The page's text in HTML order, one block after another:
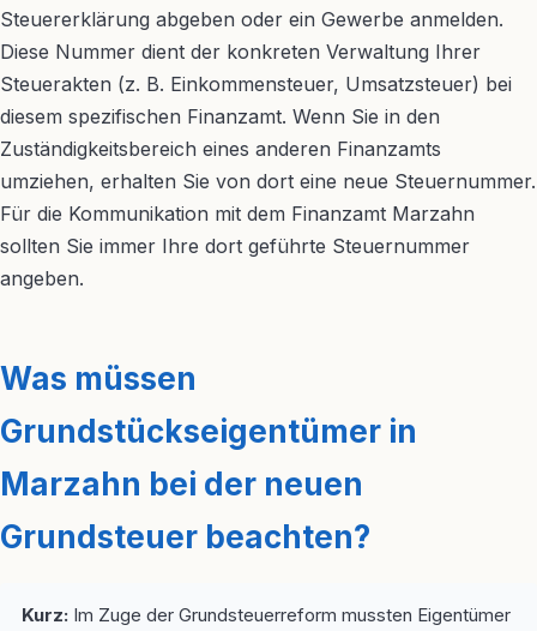
Steuererklärung abgeben oder ein Gewerbe anmelden.
Diese Nummer dient der konkreten Verwaltung Ihrer
Steuerakten (z. B. Einkommensteuer, Umsatzsteuer) bei
diesem spezifischen Finanzamt. Wenn Sie in den
Zuständigkeitsbereich eines anderen Finanzamts
umziehen, erhalten Sie von dort eine neue Steuernummer.
Für die Kommunikation mit dem Finanzamt Marzahn
sollten Sie immer Ihre dort geführte Steuernummer
angeben.
Was müssen
Grundstückseigentümer in
Marzahn bei der neuen
Grundsteuer beachten?
Kurz: Im Zuge der Grundsteuerreform mussten Eigentümer